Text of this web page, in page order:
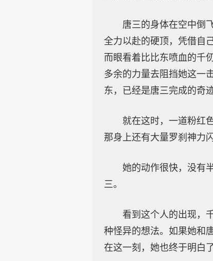
唐三的身体在空中倒
全力以赴的硬顶，凭借自
而眼看着比比东喷血的千
多余的力量去阻挡她这一
东，已经是唐三完成的奇迹
就在这时，一道粉红
那身上还有大量罗刹神力
她的动作很快，没有
三。
看到这个人的出现，
种怪异的想法。如果她和
在这一刻，她也终于明白